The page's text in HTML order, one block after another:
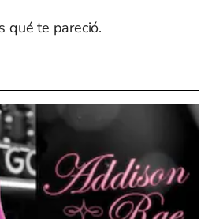
qué te pareció.